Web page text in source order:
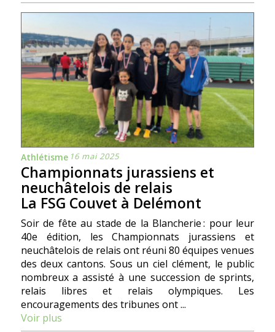
Athlétisme 16 mai 2025
Championnats jurassiens et
neuchâtelois de relais
La FSG Couvet à Delémont
Soir de fête au stade de la Blancherie : pour leur
40e édition, les Championnats jurassiens et
neuchâtelois de relais ont réuni 80 équipes venues
des deux cantons. Sous un ciel clément, le public
nombreux a assisté à une succession de sprints,
relais libres et relais olympiques. Les
encouragements des tribunes ont ...
Voir plus